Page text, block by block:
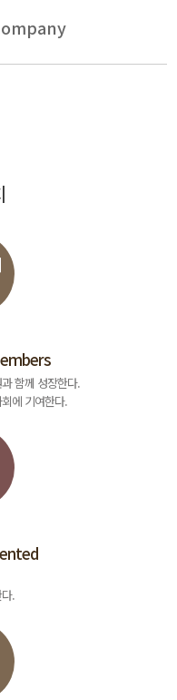
함께 성장한다.
에 기여한다.
.